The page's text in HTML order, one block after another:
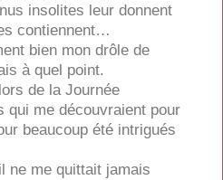
insolites leur donnent
contiennent…
bien mon drôle de
à quel point.
de la Journée
qui me découvraient pour
beaucoup été intrigués
ne me quittait jamais